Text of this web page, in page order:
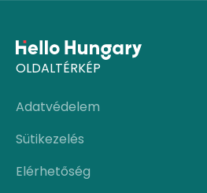
OLDALTÉRKÉP
Adatvédelem
Sütikezelés
Elérhetőség